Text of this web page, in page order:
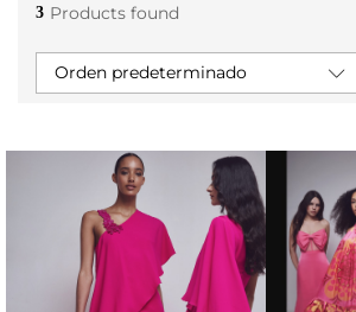
3 Products found
Orden predeterminado